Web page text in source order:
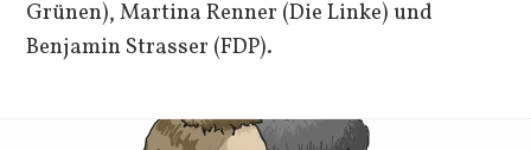
Grünen), Martina Renner (Die Linke) und
Benjamin Strasser (FDP).